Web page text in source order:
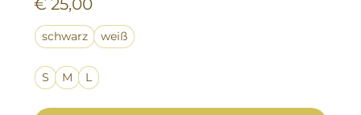
€ 25,00
schwarz weiß
S M L